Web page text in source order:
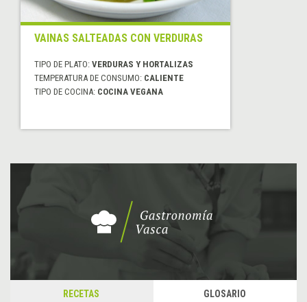
VAINAS SALTEADAS CON VERDURAS
TIPO DE PLATO: VERDURAS Y HORTALIZAS
TEMPERATURA DE CONSUMO: CALIENTE
TIPO DE COCINA: COCINA VEGANA
RECETAS GLOSARIO